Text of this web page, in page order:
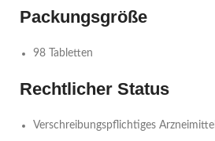
Packungsgröße
98 Tabletten
Rechtlicher Status
Verschreibungspflichtiges Arzneimittel